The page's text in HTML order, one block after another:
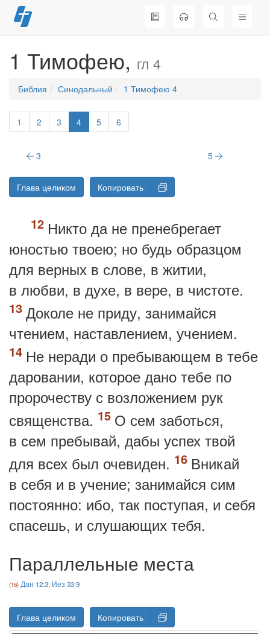
Перейти
к
1 Тимофею, гл 4
Библия Синодальный 1 Тимофею 4
1 2 3 4 5 6
3 5
Глава целиком Копировать
Никто да не пренебрегает
юностью твоею; но будь образцом
для верных в слове, в житии,
в любви, в духе, в вере, в чистоте.
Доколе не приду, занимайся
чтением, наставлением, учением.
Не неради о пребывающем в тебе
даровании, которое дано тебе по
пророчеству с возложением рук
священства.
О сем заботься,
в сем пребывай, дабы успех твой
для всех был очевиден.
Вникай
в себя и в учение; занимайся сим
постоянно: ибо, так поступая, и себя
спасешь, и слушающих тебя.
Параллельные места
Дан 12:3; Иез 33:9
Глава целиком Копировать